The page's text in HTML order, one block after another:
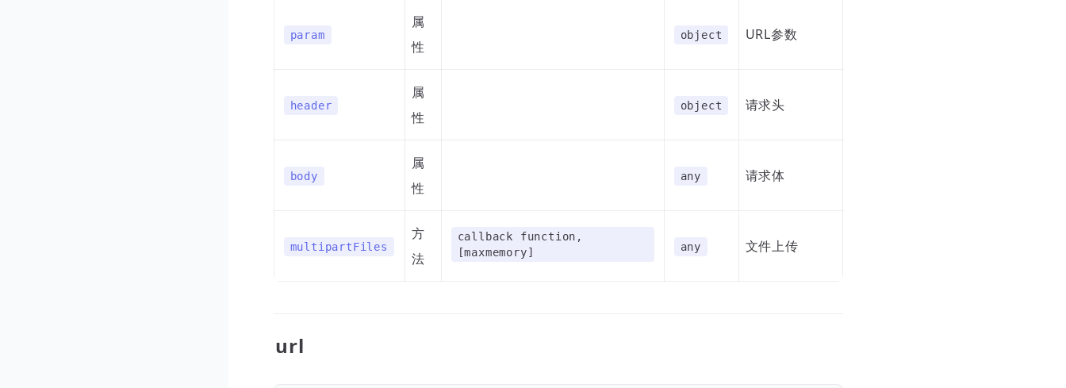
param
属
性
object URL参数
header
属
性
object 请求头
body
属
性
any 请求体
multipartFiles
方
法
callback function,
[maxmemory]
any 文件上传
url